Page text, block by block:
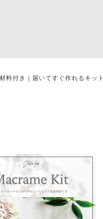
材料付き｜届いてすぐ作れるキット